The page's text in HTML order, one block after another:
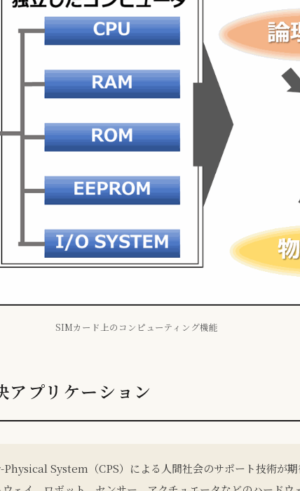
SIMカード上のコンピューティング機能
アプリケーション
System（CPS）による人間社会のサポート技術が